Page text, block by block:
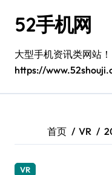
52手机网
大型手机资讯类网站！
https://
首页 VR
VR